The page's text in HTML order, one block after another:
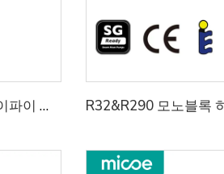
micoe R290 상업용 히트펌프 스마트 와이파이 제어 지원 상업 및 산업용 l50KW/75KW/100KW